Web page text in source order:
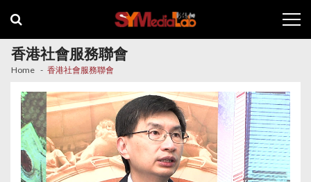
navigation
content
香港社會服務聯會
Home 香港社會服務聯會